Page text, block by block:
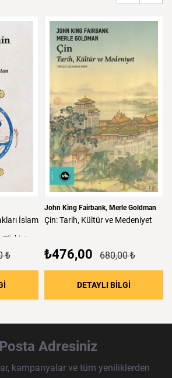
İslam
Türkistan
₺
: Doğu Hilafeti’nin Toprakları İslam
John King Fairbank Merle Goldman
Çin:Tarih, Kültürve Medeniyet
₺476,00 680,00 ₺
DETAYLI BİLGİ
Adresiniz
kampanyalar ve tüm yeniliklerden